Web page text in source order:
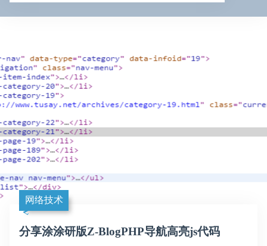
网络技术
分享涂涂研版Z-BlogPHP导航高亮js代码